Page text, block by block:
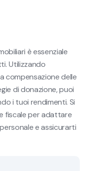
è essenziale
Utilizzando
compensazione delle
di donazione, puoi
i tuoi rendimenti. Si
fiscale per adattare
e assicurarti